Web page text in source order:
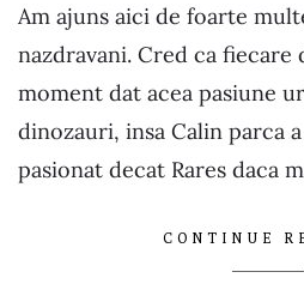
Am ajuns aici de foarte
nazdravani. Cred ca fiecare
moment dat acea pasiune
dinozauri, insa Calin parca
pasionat decat Rares daca
CONTINUE